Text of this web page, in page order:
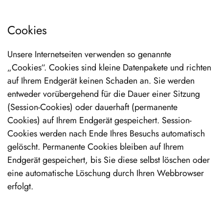
Cookies
Unsere Internetseiten verwenden so genannte
„Cookies“. Cookies sind kleine Datenpakete und richten
auf Ihrem Endgerät keinen Schaden an. Sie werden
entweder vorübergehend für die Dauer einer Sitzung
(Session-Cookies) oder dauerhaft (permanente
Cookies) auf Ihrem Endgerät gespeichert. Session-
Cookies werden nach Ende Ihres Besuchs automatisch
gelöscht. Permanente Cookies bleiben auf Ihrem
Endgerät gespeichert, bis Sie diese selbst löschen oder
eine automatische Löschung durch Ihren Webbrowser
erfolgt.